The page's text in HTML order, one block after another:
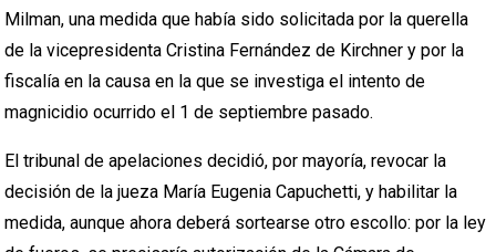
Milman, una medida que había sido solicitada por la querella
de la vicepresidenta Cristina Fernández de Kirchner y por la
fiscalía en la causa en la que se investiga el intento de
magnicidio ocurrido el 1 de septiembre pasado.
El tribunal de apelaciones decidió, por mayoría, revocar la
decisión de la jueza María Eugenia Capuchetti, y habilitar la
medida, aunque ahora deberá sortearse otro escollo: por la ley